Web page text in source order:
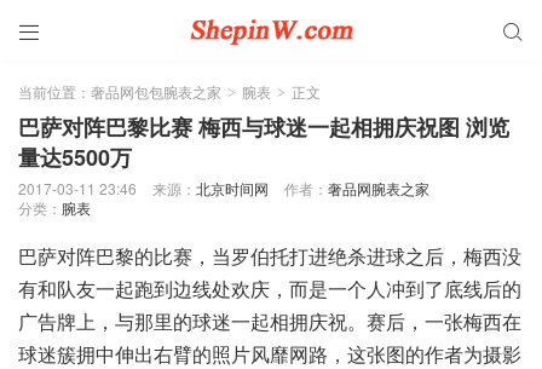
 
当前位置： 奢品网包包腕表之家 > 腕表 > 正文
巴萨对阵巴黎比赛 梅西与球迷一起相拥庆祝图 浏览
量达5500万
2017-03-11 23:46 来源： 北京时间网 作者： 奢品网腕表之家
分类： 腕表
巴萨对阵巴黎的比赛，当罗伯托打进绝杀进球之后，梅西没
有和队友一起跑到边线处欢庆，而是一个人冲到了底线后的
广告牌上，与那里的球迷一起相拥庆祝。赛后，一张梅西在
球迷簇拥中伸出右臂的照片风靡网路，这张图的作者为摄影